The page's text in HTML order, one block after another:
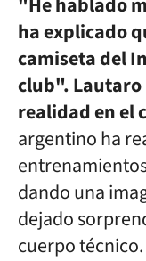
ha explicado
camiseta del
club".Lautaro
realidad en el
argentino ha
dando una
dejado
cuerpo técnico.